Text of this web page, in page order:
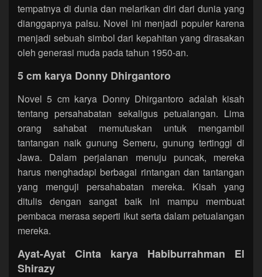
tempatnya di dunia dan melarikan diri dari dunia yang
dianggapnya palsu. Novel ini menjadi populer karena
menjadi sebuah simbol dari kepahitan yang dirasakan
oleh generasi muda pada tahun 1950-an.
5 cm karya Donny Dhirgantoro
Novel 5 cm karya Donny Dhirgantoro adalah kisah
tentang persahabatan sekaligus petualangan. Lima
orang sahabat memutuskan untuk mengambil
tantangan naik gunung Semeru, gunung tertinggi di
Jawa. Dalam perjalanan menuju puncak, mereka
harus menghadapi berbagai rintangan dan tantangan
yang menguji persahabatan mereka. Kisah yang
ditulis dengan sangat baik ini mampu membuat
pembaca merasa seperti ikut serta dalam petualangan
mereka.
Ayat-Ayat Cinta karya Habiburrahman El
Shirazy